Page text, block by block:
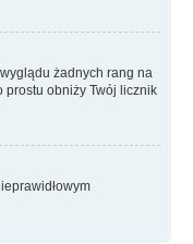
żadnych rang na
prostu obniży Twój licznik